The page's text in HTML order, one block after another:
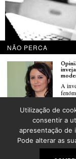
La CCIFP organise une
_LUSOJORNAL
©2026
NÃO PERCA
A
Mon
Utilização de
consentir a
apresentação de
Pode alterar as